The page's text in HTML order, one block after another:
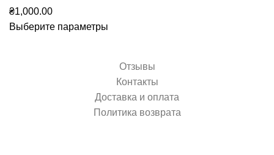
₴1,000.00
Выберите параметры
Отзывы
Контакты
Доставка и оплата
Политика возврата